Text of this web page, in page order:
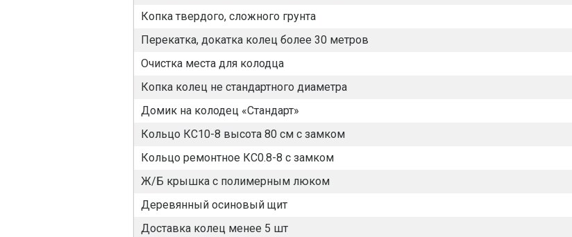
Копка твердого, сложного грунта
Перекатка, докатка колец более 30 метров
Очистка места для колодца
Копка колец не стандартного диаметра
Домик на колодец «Стандарт»
Кольцо КС10-8 высота 80 см с замком
Кольцо ремонтное КС0.8-8 с замком
Ж/Б крышка с полимерным люком
Деревянный осиновый щит
Доставка колец менее 5 шт